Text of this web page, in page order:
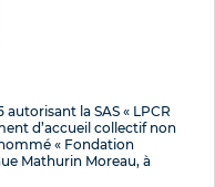
la SAS « LPCR
d’accueil collectif non
« Fondation
Mathurin Moreau, à